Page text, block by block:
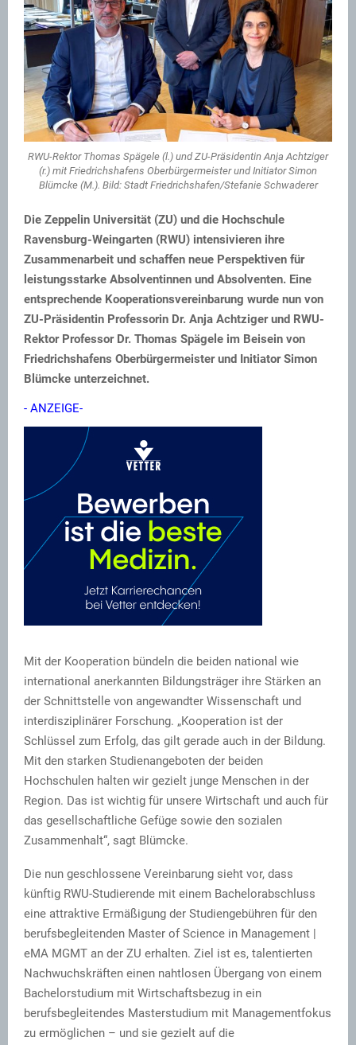
RWU-Rektor Thomas Spägele (l.) und ZU-Präsidentin Anja Achtziger
(r.) mit Friedrichshafens Oberbürgermeister und Initiator Simon
Blümcke (M.). Bild: Stadt Friedrichshafen/Stefanie Schwaderer
Die Zeppelin Universität (ZU) und die Hochschule
Ravensburg-Weingarten (RWU) intensivieren ihre
Zusammenarbeit und schaffen neue Perspektiven für
leistungsstarke Absolventinnen und Absolventen. Eine
entsprechende Kooperationsvereinbarung wurde nun von
ZU-Präsidentin Professorin Dr. Anja Achtziger und RWU-
Rektor Professor Dr. Thomas Spägele im Beisein von
Friedrichshafens Oberbürgermeister und Initiator Simon
Blümcke unterzeichnet.
- ANZEIGE-
Mit der Kooperation bündeln die beiden national wie
international anerkannten Bildungsträger ihre Stärken an
der Schnittstelle von angewandter Wissenschaft und
interdisziplinärer Forschung. „Kooperation ist der
Schlüssel zum Erfolg, das gilt gerade auch in der Bildung.
Mit den starken Studienangeboten der beiden
Hochschulen halten wir gezielt junge Menschen in der
Region. Das ist wichtig für unsere Wirtschaft und auch für
das gesellschaftliche Gefüge sowie den sozialen
Zusammenhalt“, sagt Blümcke.
Die nun geschlossene Vereinbarung sieht vor, dass
künftig RWU-Studierende mit einem Bachelorabschluss
eine attraktive Ermäßigung der Studiengebühren für den
berufsbegleitenden Master of Science in Management |
eMA MGMT an der ZU erhalten. Ziel ist es, talentierten
Nachwuchskräften einen nahtlosen Übergang von einem
Bachelorstudium mit Wirtschaftsbezug in ein
berufsbegleitendes Masterstudium mit Managementfokus
zu ermöglichen – und sie gezielt auf die